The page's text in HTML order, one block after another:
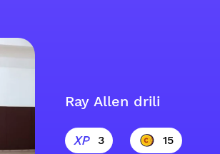
Ray Allen drili
3 15